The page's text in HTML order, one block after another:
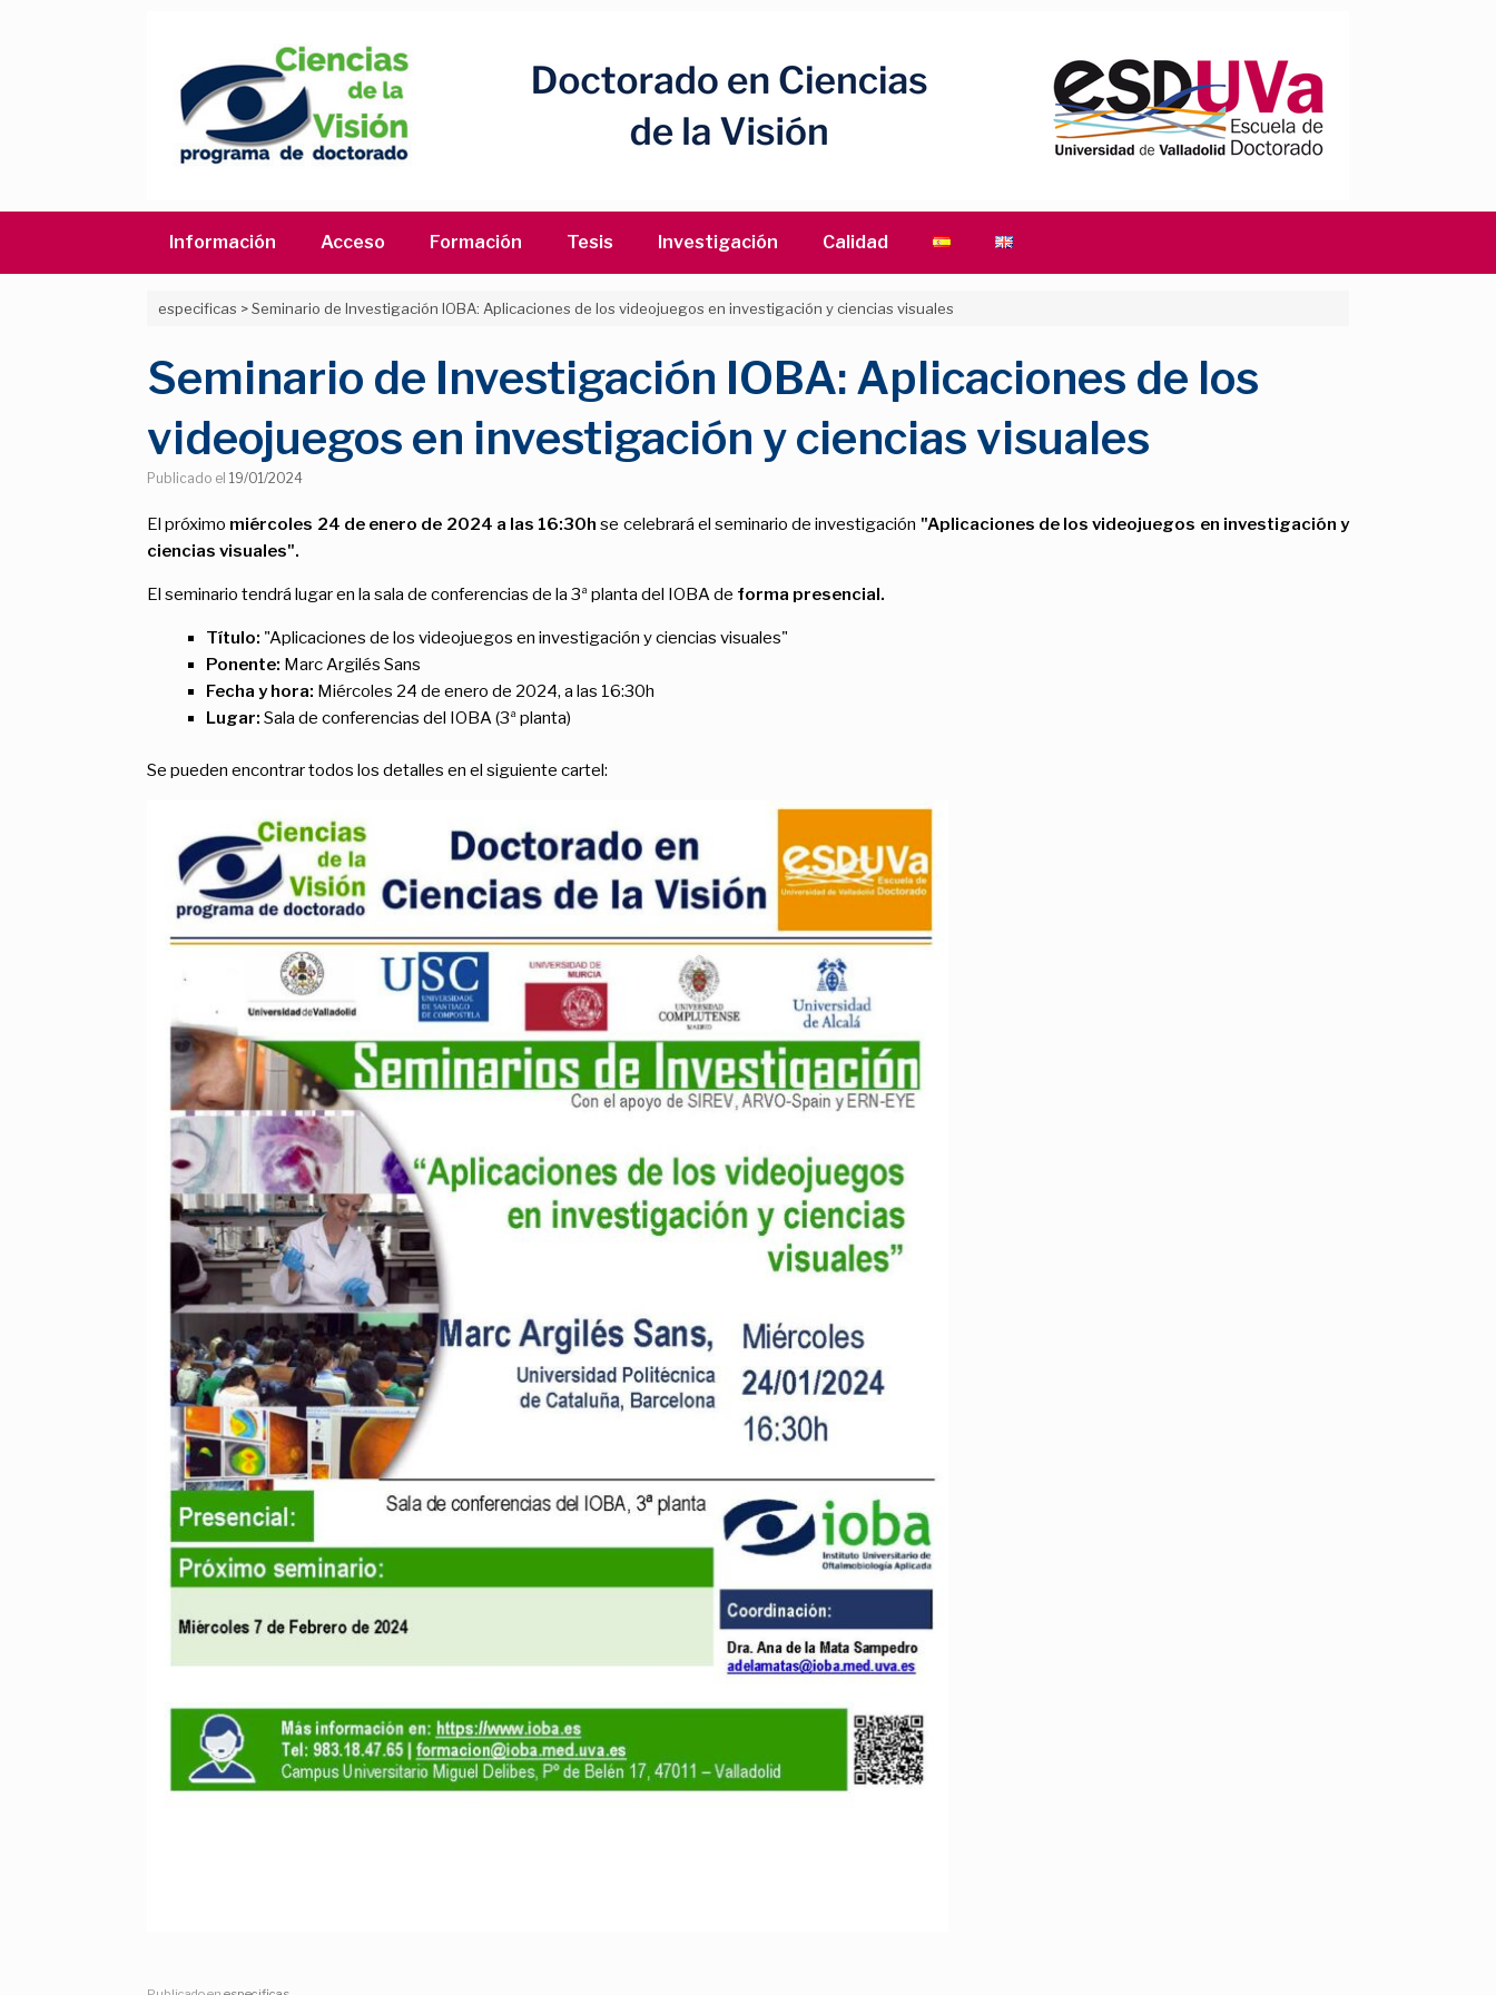
Información Acceso Formación Tesis Investigación Calidad
especificas >Seminario de Investigación IOBA: Aplicaciones de los videojuegos en investigación y ciencias visuales
Seminario de Investigación IOBA: Aplicaciones de los
videojuegos en investigación y ciencias visuales
Publicado el 19/01/2024
El próximo miércoles 24 de enero de 2024 a las 16:30h se celebrará el seminario de investigación "Aplicaciones de los videojuegos en investigación y
ciencias visuales".
El seminario tendrá lugar en la sala de conferencias de la 3ª planta del IOBA de forma presencial.
Título: "Aplicaciones de los videojuegos en investigación y ciencias visuales"
Ponente: Marc Argilés Sans
Fecha y hora: Miércoles 24 de enero de 2024, a las 16:30h
Lugar: Sala de conferencias del IOBA (3ª planta)
Se pueden encontrar todos los detalles en el siguiente cartel: